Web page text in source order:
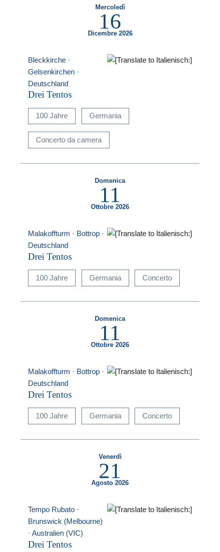
Mercoledì
16
Dicembre 2026
Bleckkirche ·
Gelsenkirchen ·
Deutschland
Drei Tentos
100 Jahre Germania
Concerto da camera
Domenica
11
Ottobre 2026
Malakoffturm · Bottrop ·
Deutschland
Drei Tentos
100 Jahre Germania Concerto
Domenica
11
Ottobre 2026
Malakoffturm · Bottrop ·
Deutschland
Drei Tentos
100 Jahre Germania Concerto
Venerdì
21
Agosto 2026
Tempo Rubato ·
Brunswick (Melbourne)
· Australien (VIC)
Drei Tentos